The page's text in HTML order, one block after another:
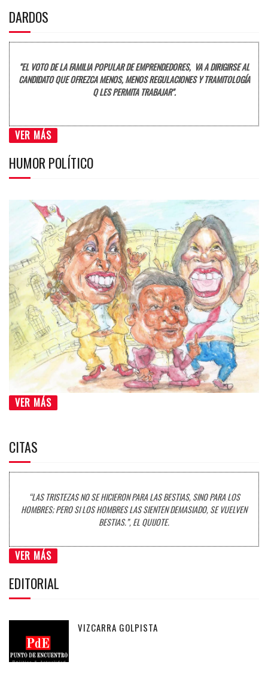
DARDOS
"EL VOTO DE LA FAMILIA POPULAR DE EMPRENDEDORES, VA A DIRIGIRSE AL
CANDIDATO QUE OFREZCA MENOS, MENOS REGULACIONES Y TRAMITOLOGÍA
Q LES PERMITA TRABAJAR".
VER MÁS
HUMOR POLÍTICO
VER MÁS
CITAS
“LAS TRISTEZAS NO SE HICIERON PARA LAS BESTIAS, SINO PARA LOS
HOMBRES; PERO SI LOS HOMBRES LAS SIENTEN DEMASIADO, SE VUELVEN
BESTIAS.”, EL QUIJOTE.
VER MÁS
EDITORIAL
VIZCARRA GOLPISTA